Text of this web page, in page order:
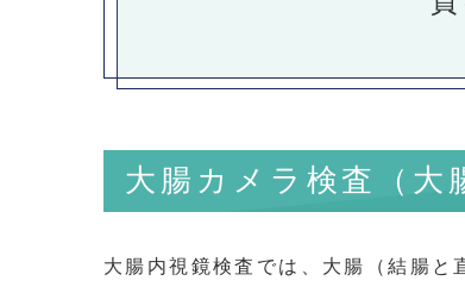
大腸カメラ検査（大
大腸内視鏡検査では、大腸（結腸と